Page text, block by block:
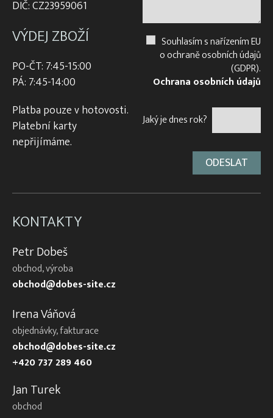
DIČ: CZ23959061
VÝDEJ ZBOŽÍ
PO-ČT: 7:45-15:00
PÁ: 7:45-14:00
Platba pouze v hotovosti.
Platební karty
nepřijímáme.
Souhlasím s nařízením EU
o ochraně osobních údajů
(GDPR).
Ochrana osobních údajů
Jaký je dnes rok?
KONTAKTY
Petr Dobeš
obchod, výroba
obchod@dobes-site.cz
Irena Váňová
objednávky, fakturace
obchod@dobes-site.cz
+420 737 289 460
Jan Turek
obchod